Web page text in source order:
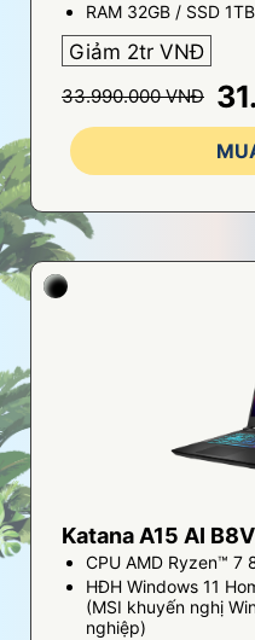
RAM 32GB / SSD 1TB
Giảm 2tr VNĐ
33.990.000 VNĐ
Katana A15 AI
CPU AMD Ryzen™ 7
HĐH Windows 11
(MSI khuyến nghị
nghiệp)